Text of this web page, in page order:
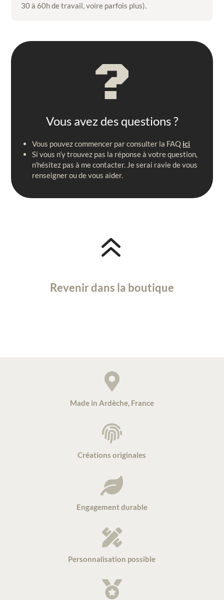
30 à 60h de travail, voire parfois plus).
?
Vous avez des questions ?
Vous pouvez commencer par consulter la FAQ ici
Si vous n’y trouvez pas la réponse à votre question,
n’hésitez pas à me contacter. Je serai ravie de vous
renseigner ou de vous aider.
6
Revenir dans la boutique

Made in Ardèche, France

Créations originales

Engagement durable

Personnalisation possible
